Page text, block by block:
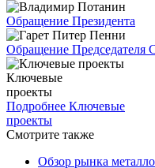
Обращение Президента
Обращение Председателя
Ключевые
проекты
Подробнее Ключевые
проекты
Смотрите также
Обзор рынка